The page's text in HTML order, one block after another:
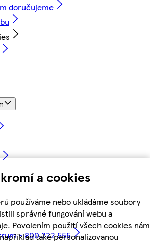
a cookies
používáme nebo ukládáme soubory
správné fungování webu a
Povolením použití všech cookies nám
také personalizovanou
doručujeme
- 800 222 555